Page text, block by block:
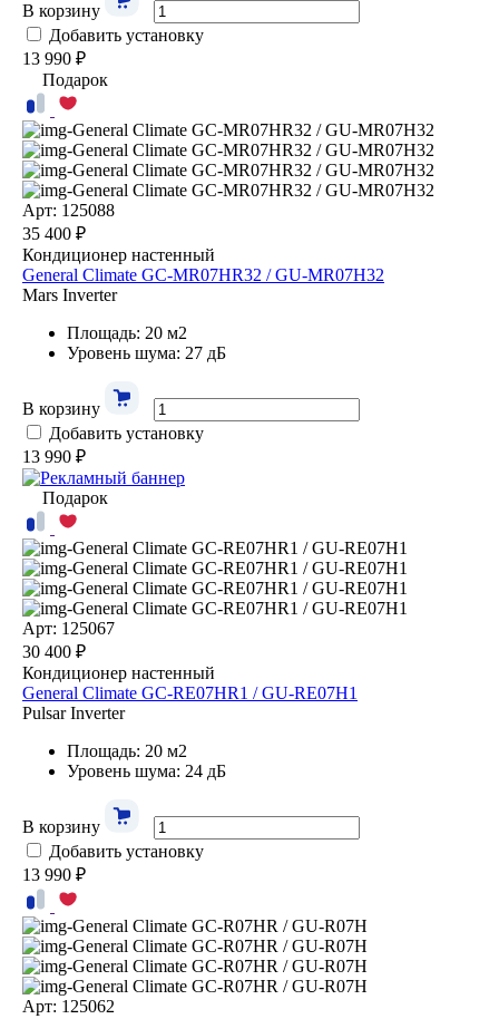
В корзину
Добавить установку
13 990 ₽
Подарок
Арт: 125088
35 400 ₽
Кондиционер настенный
General Climate GC-MR07HR32 / GU-MR07H32
Mars Inverter
Площадь: 20 м2
Уровень шума: 27 дБ
В корзину
Добавить установку
13 990 ₽
Подарок
Арт: 125067
30 400 ₽
Кондиционер настенный
General Climate GC-RE07HR1 / GU-RE07H1
Pulsar Inverter
Площадь: 20 м2
Уровень шума: 24 дБ
В корзину
Добавить установку
13 990 ₽
Арт: 125062